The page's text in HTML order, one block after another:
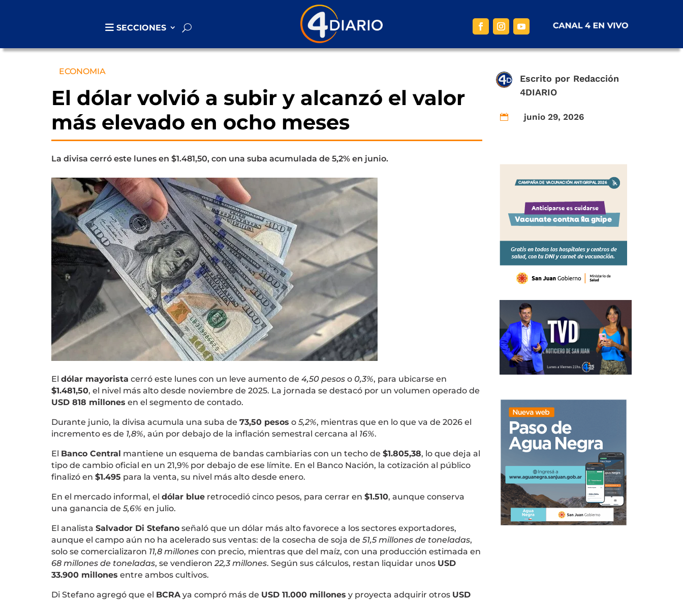
SECCIONES
ECONOMIA
El dólar volvió a subir y alcanzó el valor
más elevado en ocho meses
Escrito por Redacción
4DIARIO
 junio 29, 2026
La divisa cerró este lunes en $1.481,50, con una suba acumulada de 5,2% en junio.
El dólar mayorista cerró este lunes con un leve aumento de 4,50 pesoso 0,3%, para ubicarse en
$1.481,50, el nivel más alto desde noviembre de 2025. La jornada se destacó por un volumen operado de
USD 818 millones en el segmento de contado.
Durante junio, la divisa acumula una suba de 73,50 pesos o 5,2%, mientras que en lo que va de 2026 el
incremento es de 1,8%, aún por debajo de la inflación semestral cercana al 16%.
El Banco Central mantiene un esquema de bandas cambiarias con un techo de $1.805,38, lo que deja al
tipo de cambio oficial en un 21,9% por debajo de ese límite. En el Banco Nación, la cotización al público
finalizó en $1.495 para la venta, su nivel más alto desde enero.
En el mercado informal, el dólar blueretrocedió cinco pesos, para cerrar en $1.510, aunque conserva
una ganancia de 5,6% en julio.
El analista Salvador Di Stefanoseñaló que un dólar más alto favorece a los sectores exportadores,
aunque el campo aún no ha acelerado sus ventas: de la cosecha de soja de 51,5 millones de toneladas,
solo se comercializaron 11,8 millonescon precio, mientras que del maíz, con una producción estimada en
68 millones de toneladas, se vendieron 22,3 millones. Según sus cálculos, restan liquidar unos USD
33.900 millones entre ambos cultivos.
Di Stefano agregó que el BCRAya compró más de USD 11.000 millones y proyecta adquirir otros USD